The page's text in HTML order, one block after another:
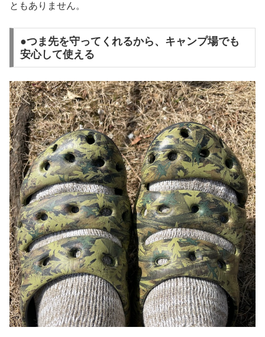
ともありません。
●つま先を守ってくれるから、キャンプ場でも
安心して使える